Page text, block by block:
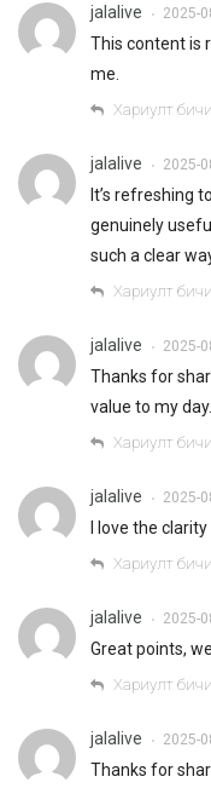
jalalive • 2025-
This content is
me.
Хариулт
jalalive • 2025-
It’s refreshing
genuinely
such a clear
Хариулт
jalalive • 2025-
Thanks for
value to my day.
Хариулт
jalalive • 2025-
I love the
Хариулт
jalalive • 2025-
Great points,
Хариулт
jalalive • 2025-
Thanks for